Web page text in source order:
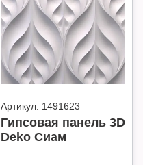
Артикул: 1491623
Гипсовая панель 3D
Deko Сиам